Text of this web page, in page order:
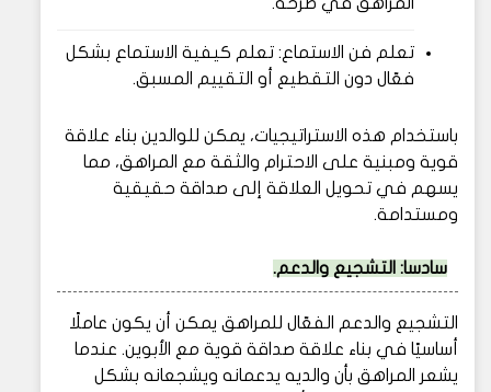
تعلم فن الاستماع: تعلم كيفية الاستماع بشكل
فعّال دون التقطيع أو التقييم المسبق.
باستخدام هذه الاستراتيجيات، يمكن للوالدين بناء علاقة
قوية ومبنية على الاحترام والثقة مع المراهق، مما
يسهم في تحويل العلاقة إلى صداقة حقيقية
ومستدامة.
سادسا: التشجيع والدعم.
التشجيع والدعم الفعّال للمراهق يمكن أن يكون عاملًا
أساسيًا في بناء علاقة صداقة قوية مع الأبوين. عندما
يشعر المراهق بأن والديه يدعمانه ويشجعانه بشكل